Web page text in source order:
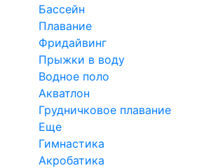
Бассейн
Плавание
Фридайвинг
Прыжки в воду
Водное поло
Акватлон
Грудничковое плавание
Еще
Гимнастика
Акробатика